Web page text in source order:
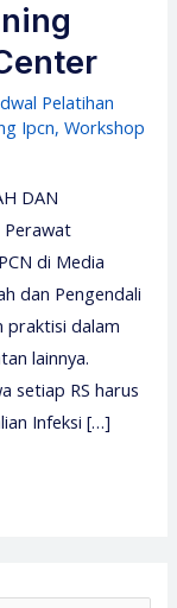
Pelatihan
Ipcn,Workshop
DAN
Perawat
di Media
dan Pengendali
praktisi dalam
lainnya.
setiap RS harus
Infeksi […]